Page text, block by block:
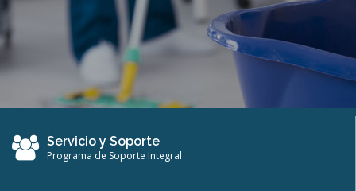
Servicio y Soporte
Programa de Soporte Integral